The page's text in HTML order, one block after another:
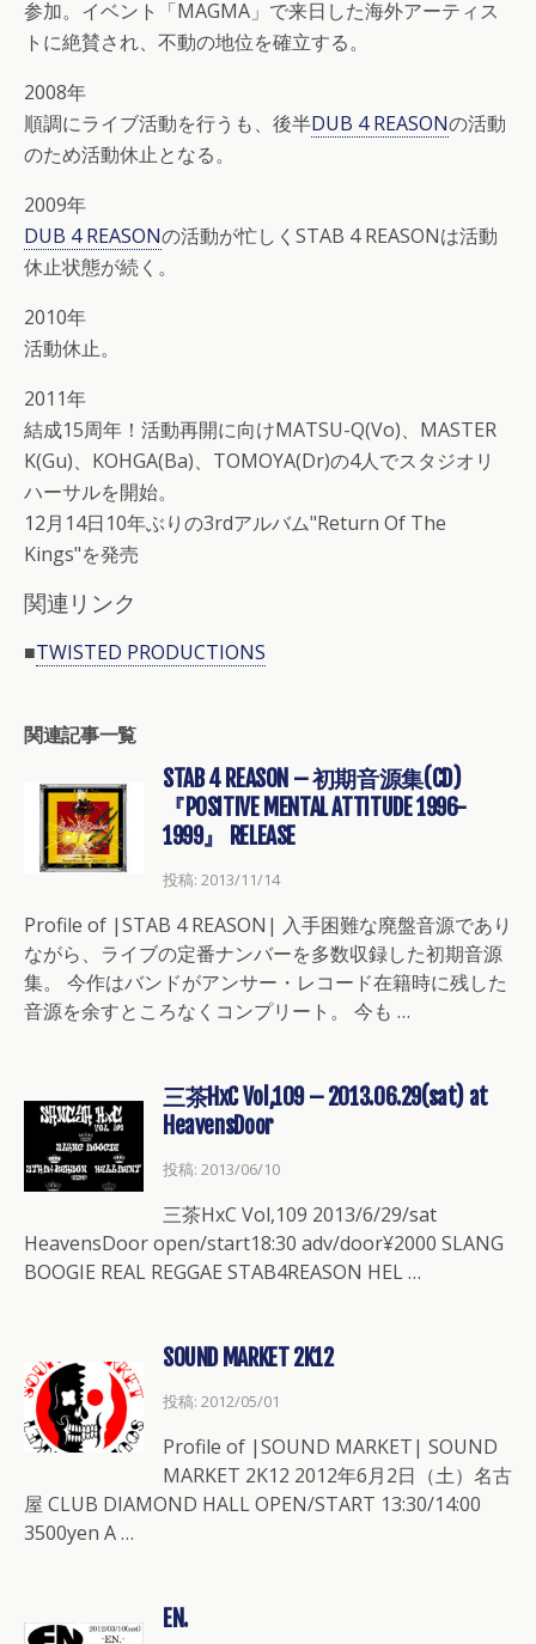
参加。イベント「MAGMA」で来日した海外アーティス
トに絶賛され、不動の地位を確立する。
2008年
順調にライブ活動を行うも、後半DUB 4 REASONの活動
のため活動休止となる。
2009年
DUB 4 REASONの活動が忙しくSTAB 4 REASONは活動
休止状態が続く。
2010年
活動休止。
2011年
結成15周年！活動再開に向けMATSU-Q(Vo)、MASTER
K(Gu)、KOHGA(Ba)、TOMOYA(Dr)の4人でスタジオリ
ハーサルを開始。
12月14日10年ぶりの3rdアルバム"Return Of The
Kings"を発売
関連リンク
■TWISTED PRODUCTIONS
関連記事一覧
STAB 4 REASON – 初期音源集(CD)
『POSITIVE MENTAL ATTITUDE 1996-
1999』 RELEASE
投稿: 2013/11/14
Profile of |STAB 4 REASON| 入手困難な廃盤音源であり
ながら、ライブの定番ナンバーを多数収録した初期音源
集。 今作はバンドがアンサー・レコード在籍時に残した
音源を余すところなくコンプリート。 今も …
三茶HxC Vol,109 – 2013.06.29(sat) at
HeavensDoor
投稿: 2013/06/10
三茶HxC Vol,109 2013/6/29/sat
HeavensDoor open/start18:30 adv/door¥2000 SLANG
BOOGIE REAL REGGAE STAB4REASON HEL …
SOUND MARKET 2K12
投稿: 2012/05/01
Profile of |SOUND MARKET| SOUND
MARKET 2K12 2012年6月2日（土）名古
屋 CLUB DIAMOND HALL OPEN/START 13:30/14:00
3500yen A …
EN.